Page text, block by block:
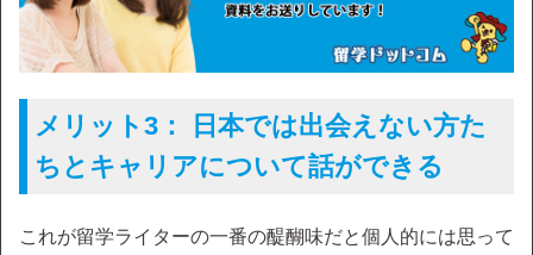
メリット3： 日本では出会えない方た
ちとキャリアについて話ができる
これが留学ライターの一番の醍醐味だと個人的には思って